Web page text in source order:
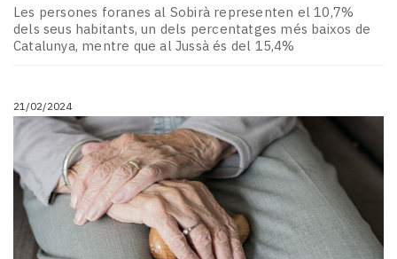
Les persones foranes al Sobirà representen el 10,7%
dels seus habitants, un dels percentatges més baixos de
Catalunya, mentre que al Jussà és del 15,4%
21/02/2024